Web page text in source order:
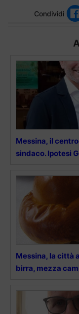
Condividi
Messina, il
sindaco. Ipotesi
Messina, la città
birra, mezza